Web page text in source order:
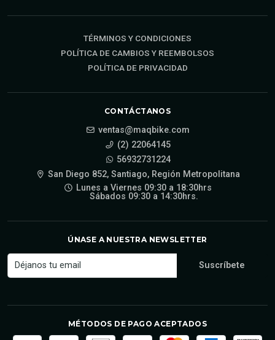
TÉRMINOS Y CONDICIONES
POLÍTICA DE CAMBIOS Y REEMBOLSOS
POLÍTICA DE PRIVACIDAD
CONTÁCTANOS
ventas@maqbike.com
(2) 22064145
56932731224
San Diego 852, Santiago, Región Metropolitana
Lunes a Viernes 09:30 a 18:30hrs
Sábados 09:30 a 14:30hrs.
ÚNASE A NUESTRA NEWSLETTER
MÉTODOS DE PAGO ACEPTADOS